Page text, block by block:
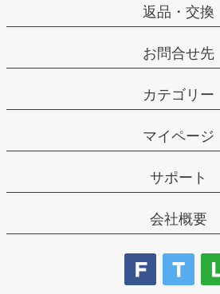
返品・交換
お問合せ先
カテゴリー
マイページ
サポート
会社概要